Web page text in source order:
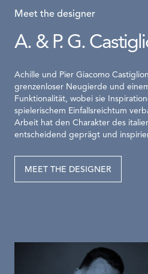
Meet the designer
A. & P. G.
Achille und Pier Giacomo
grenzenloser Neugierde und
Funktionalität, wobei sie
spielerischem Einfallsreichtum
Arbeit hat den Charakter des
entscheidend geprägt und
MEET THE DESIGNER